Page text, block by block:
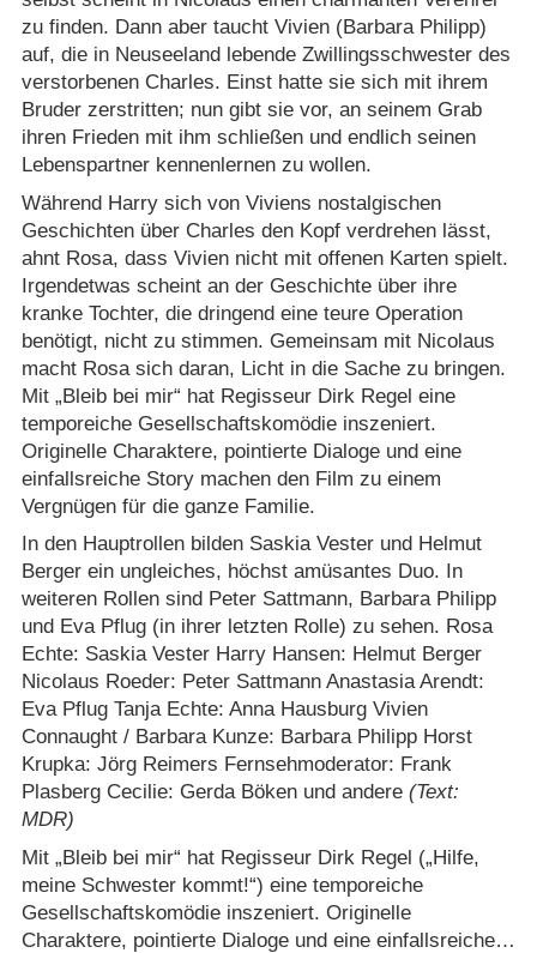
zu finden. Dann aber taucht Vivien (Barbara Philipp)
auf, die in Neuseeland lebende Zwillingsschwester des
verstorbenen Charles. Einst hatte sie sich mit ihrem
Bruder zerstritten; nun gibt sie vor, an seinem Grab
ihren Frieden mit ihm schließen und endlich seinen
Lebenspartner kennenlernen zu wollen.
Während Harry sich von Viviens nostalgischen
Geschichten über Charles den Kopf verdrehen lässt,
ahnt Rosa, dass Vivien nicht mit offenen Karten spielt.
Irgendetwas scheint an der Geschichte über ihre
kranke Tochter, die dringend eine teure Operation
benötigt, nicht zu stimmen. Gemeinsam mit Nicolaus
macht Rosa sich daran, Licht in die Sache zu bringen.
Mit „Bleib bei mir“ hat Regisseur Dirk Regel eine
temporeiche Gesellschaftskomödie inszeniert.
Originelle Charaktere, pointierte Dialoge und eine
einfallsreiche Story machen den Film zu einem
Vergnügen für die ganze Familie.
In den Hauptrollen bilden Saskia Vester und Helmut
Berger ein ungleiches, höchst amüsantes Duo. In
weiteren Rollen sind Peter Sattmann, Barbara Philipp
und Eva Pflug (in ihrer letzten Rolle) zu sehen. Rosa
Echte: Saskia Vester Harry Hansen: Helmut Berger
Nicolaus Roeder: Peter Sattmann Anastasia Arendt:
Eva Pflug Tanja Echte: Anna Hausburg Vivien
Connaught /​ Barbara Kunze: Barbara Philipp Horst
Krupka: Jörg Reimers Fernsehmoderator: Frank
Plasberg Cecilie: Gerda Böken und andere (Text:
MDR)
Mit „Bleib bei mir“ hat Regisseur Dirk Regel („Hilfe,
meine Schwester kommt!“) eine temporeiche
Gesellschaftskomödie inszeniert. Originelle
Charaktere, pointierte Dialoge und eine einfallsreiche